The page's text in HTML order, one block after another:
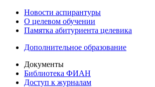
Новости аспирантуры
О целевом обучении
Памятка абитуриента целевика
Дополнительное образование
Документы
Библиотека ФИАН
Доступ к журналам